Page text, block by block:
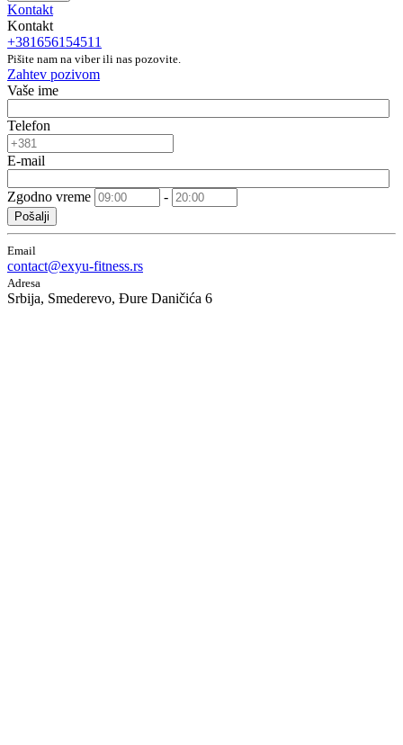
Kontakt
Kontakt
+381656154511
Pišite nam na viber ili nas pozovite.
Zahtev pozivom
Vaše ime
Telefon
E-mail
Zgodno vreme -
Pošalji
Email
contact@exyu-fitness.rs
Adresa
Srbija, Smederevo, Đure Daničića 6